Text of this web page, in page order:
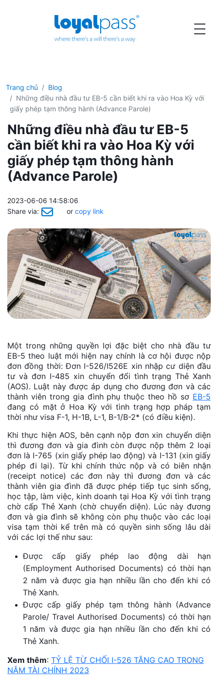
Trang chủ
Blog
Những điều nhà đầu tư EB-5 cần biết khi ra vào Hoa Kỳ với
giấy phép tạm thông hành (Advance Parole)
Những điều nhà đầu tư EB-5
cần biết khi ra vào Hoa Kỳ với
giấy phép tạm thông hành
(Advance Parole)
2023-06-06 14:58:06
Share via:
or copy link
Một trong những quyền lợi đặc biệt cho nhà đầu tư
EB-5 theo luật mới hiện nay chính là cơ hội được nộp
đơn đồng thời: Đơn I-526/I526E xin nhập cư diện đầu
tư và đơn I-485 xin chuyển đổi tình trạng Thẻ Xanh
(AOS). Luật này được áp dụng cho đương đơn và các
thành viên trong gia đình phụ thuộc theo hồ sơ EB-5
đang có mặt ở Hoa Kỳ với tình trạng hợp pháp tạm
thời như visa F-1, H-1B, L-1, B-1/B-2* (có điều kiện).
Khi thực hiện AOS, bên cạnh nộp đơn xin chuyển diện
thì đương đơn và gia đình còn được nộp thêm 2 loại
đơn là I-765 (xin giấy phép lao động) và I-131 (xin giấy
phép đi lại). Từ khi chính thức nộp và có biên nhận
(receipt notice) các đơn này thì đương đơn và các
thành viên gia đình đã được phép tiếp tục sinh sống,
học tập, làm việc, kinh doanh tại Hoa Kỳ với tình trạng
chờ cấp Thẻ Xanh (chờ chuyển diện). Lúc này đương
đơn và gia đình sẽ không còn phụ thuộc vào các loại
visa tạm thời kể trên mà có quyền sinh sống lâu dài
với các lợi thế như sau:
Được cấp giấy phép lao động dài hạn
(Employment Authorised Documents) có thời hạn
2 năm và được gia hạn nhiều lần cho đến khi có
Thẻ Xanh.
Được cấp giấy phép tạm thông hành (Advance
Parole/ Travel Authorised Documents) có thời hạn
1 năm và được gia hạn nhiều lần cho đến khi có
Thẻ Xanh.
Xem thêm: TỶ LỆ TỪ CHỐI I-526 TĂNG CAO TRONG
NĂM TÀI CHÍNH 2023